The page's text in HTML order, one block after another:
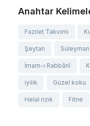
Anahtar
Fazilet Takvimi
Şeytan
İmam-ı Rabbânî
iyilik Güzel koku
Helal rızık Fitne